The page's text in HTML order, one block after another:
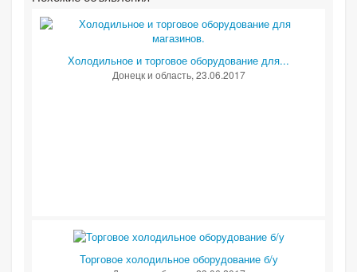
Холодильное и торговое оборудование для...
Донецк и область, 23.06.2017
Торговое холодильное оборудование б/у